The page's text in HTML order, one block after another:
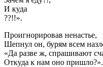
И куда
??!!».
Проигнорировав ненастье,
Шепнул он, бурям всем
«Да разве ж, спрашивают
Откуда к нам оно пришло?».